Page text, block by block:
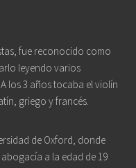
fue reconocido como
leyendo varios
los 3 años tocaba el violín
griego y francés.
de Oxford, donde
a la edad de 19